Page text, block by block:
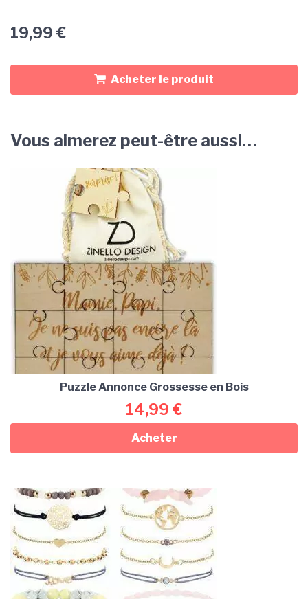
19,99 €
Acheter le produit
Vous aimerez peut-être aussi…
Puzzle Annonce Grossesse en Bois
14,99 €
Acheter